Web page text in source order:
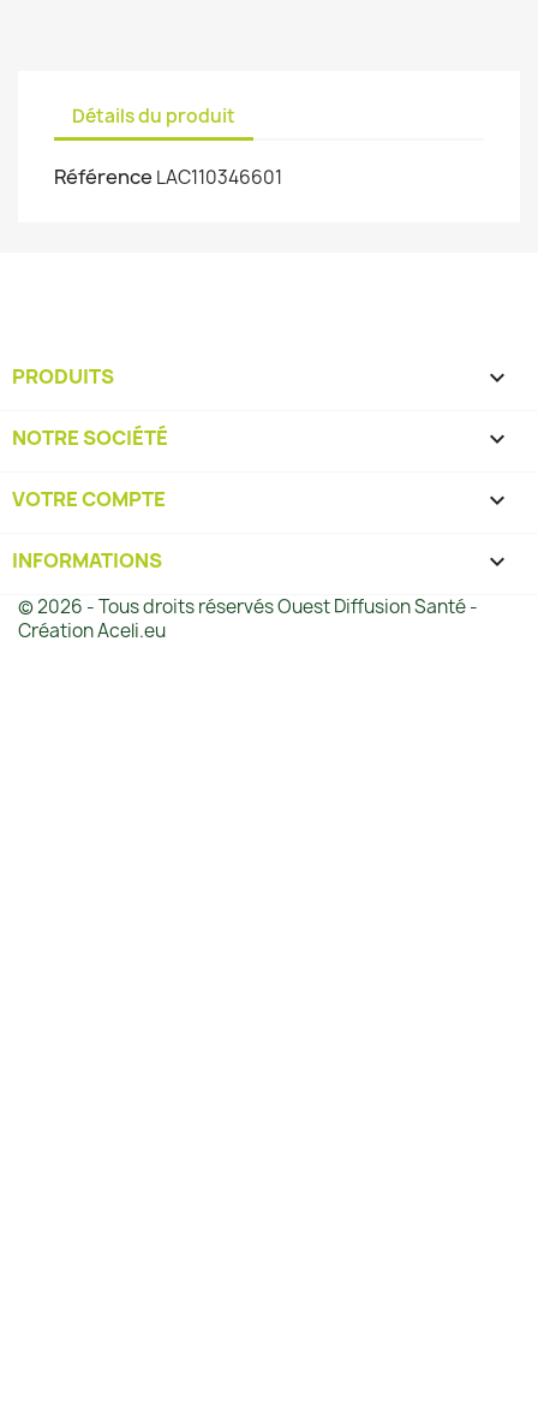
Détails du produit
Référence LAC110346601
PRODUITS 
NOTRE SOCIÉTÉ 
VOTRE COMPTE 
INFORMATIONS keyboard_arrow_down
© 2026 - Tous droits réservés Ouest Diffusion Santé -
Création Aceli.eu